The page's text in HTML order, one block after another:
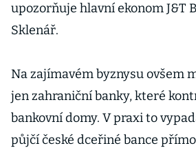
upozorňuje hlavní ekonom J&T
Sklenář.
Na zajímavém byznysu ovšem
jen zahraniční banky, které
bankovní domy. V praxi to
půjčí české dceřiné bance